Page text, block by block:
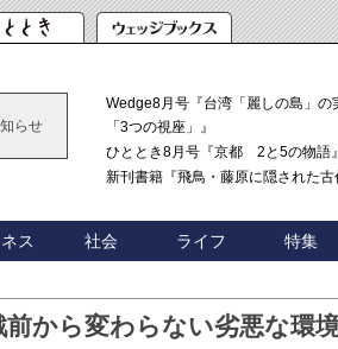
らせ
Wedge8月号『台湾「麗しの島」
「3つの視座」』
ひととき8月号『京都 2と5の物語』
新刊書籍『飛鳥・藤原に隠された古
ス 社会 ライフ 特集
から変わらない劣悪な環